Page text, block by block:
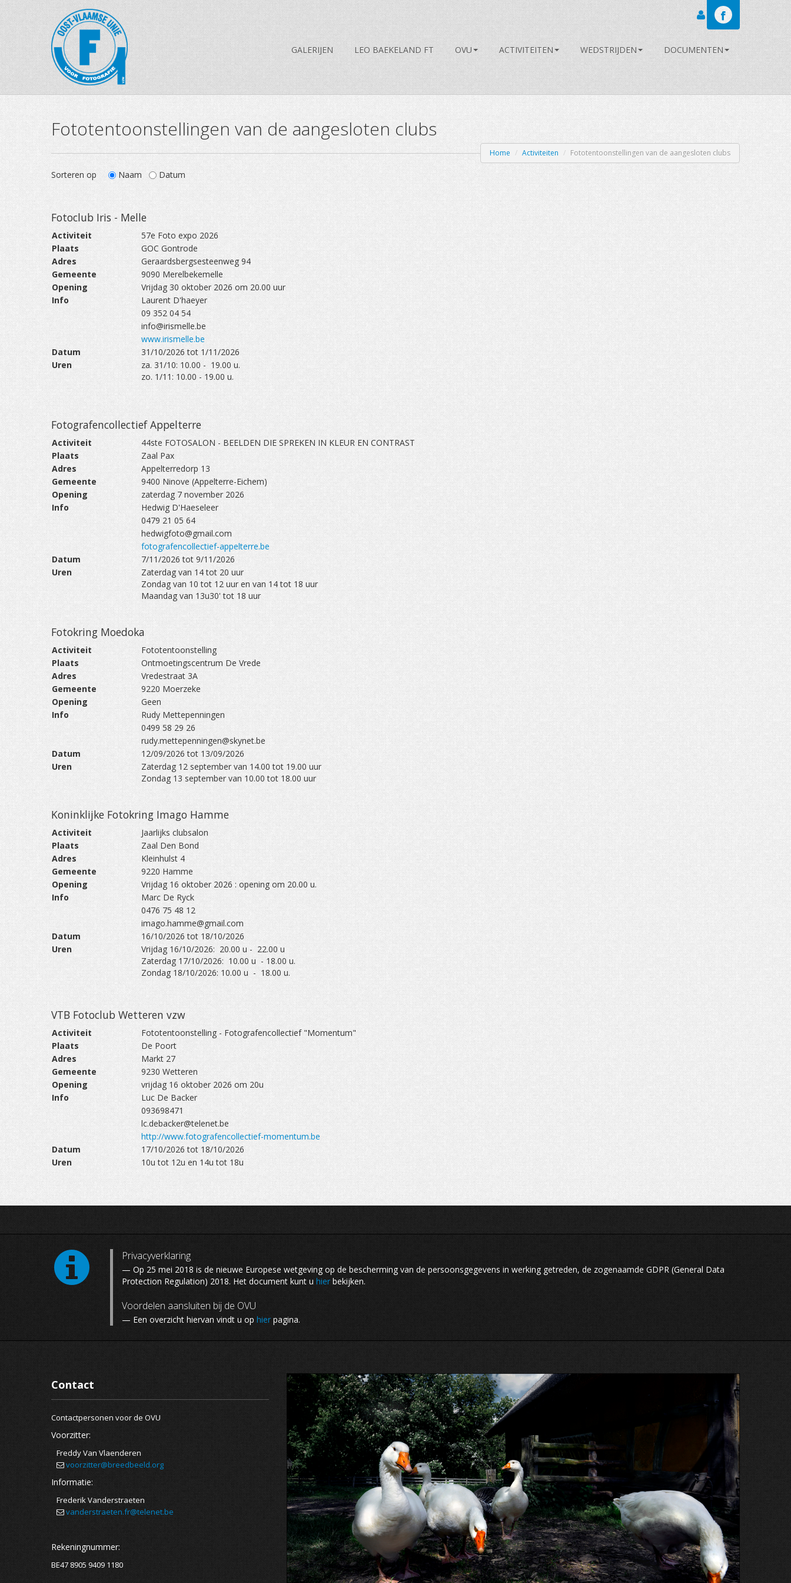
GALERIJEN LEO BAEKELAND FT OVU ACTIVITEITEN WEDSTRIJDEN DOCUMENTEN
Inloggen
Fototentoonstellingen van de aangesloten clubs
Home / Activiteiten / Fototentoonstellingen van de aangesloten clubs
Sorteren op Naam Datum
Fotoclub Iris - Melle
Activiteit
57e Foto expo 2026
Plaats
GOC Gontrode
Adres
Geraardsbergsesteenweg 94
Gemeente
9090 Merelbekemelle
Opening
Vrijdag 30 oktober 2026 om 20.00 uur
Info
Laurent D'haeyer
09 352 04 54
info@irismelle.be
www.irismelle.be
Datum
31/10/2026 tot 1/11/2026
Uren
za. 31/10: 10.00 - 19.00 u.
zo. 1/11: 10.00 - 19.00 u.
Fotografencollectief Appelterre
Activiteit
44ste FOTOSALON - BEELDEN DIE SPREKEN IN KLEUR EN CONTRAST
Plaats
Zaal Pax
Adres
Appelterredorp 13
Gemeente
9400 Ninove (Appelterre-Eichem)
Opening
zaterdag 7 november 2026
Info
Hedwig D'Haeseleer
0479 21 05 64
hedwigfoto@gmail.com
fotografencollectief-appelterre.be
Datum
7/11/2026 tot 9/11/2026
Uren
Zaterdag van 14 tot 20 uur
Zondag van 10 tot 12 uur en van 14 tot 18 uur
Maandag van 13u30' tot 18 uur
Fotokring Moedoka
Activiteit
Fototentoonstelling
Plaats
Ontmoetingscentrum De Vrede
Adres
Vredestraat 3A
Gemeente
9220 Moerzeke
Opening
Geen
Info
Rudy Mettepenningen
0499 58 29 26
rudy.mettepenningen@skynet.be
Datum
12/09/2026 tot 13/09/2026
Uren
Zaterdag 12 september van 14.00 tot 19.00 uur
Zondag 13 september van 10.00 tot 18.00 uur
Koninklijke Fotokring Imago Hamme
Activiteit
Jaarlijks clubsalon
Plaats
Zaal Den Bond
Adres
Kleinhulst 4
Gemeente
9220 Hamme
Opening
Vrijdag 16 oktober 2026 : opening om 20.00 u.
Info
Marc De Ryck
0476 75 48 12
imago.hamme@gmail.com
Datum
16/10/2026 tot 18/10/2026
Uren
Vrijdag 16/10/2026: 20.00 u - 22.00 u
Zaterdag 17/10/2026: 10.00 u - 18.00 u.
Zondag 18/10/2026: 10.00 u - 18.00 u.
VTB Fotoclub Wetteren vzw
Activiteit
Fototentoonstelling - Fotografencollectief "Momentum"
Plaats
De Poort
Adres
Markt 27
Gemeente
9230 Wetteren
Opening
vrijdag 16 oktober 2026 om 20u
Info
Luc De Backer
093698471
lc.debacker@telenet.be
http://www.fotografencollectief-momentum.be
Datum
17/10/2026 tot 18/10/2026
Uren
10u tot 12u en 14u tot 18u
Privacyverklaring
— Op 25 mei 2018 is de nieuwe Europese wetgeving op de bescherming van de persoonsgegevens in werking getreden, de zogenaamde GDPR (General Data
Protection Regulation) 2018. Het document kunt u hier bekijken.
Voordelen aansluiten bij de OVU
— Een overzicht hiervan vindt u op hier pagina.
Contact
Contactpersonen voor de OVU
Voorzitter:
Freddy Van Vlaenderen
voorzitter@breedbeeld.org
Informatie:
Frederik Vanderstraeten
vanderstraeten.fr@telenet.be
Rekeningnummer:
BE47 8905 9409 1180